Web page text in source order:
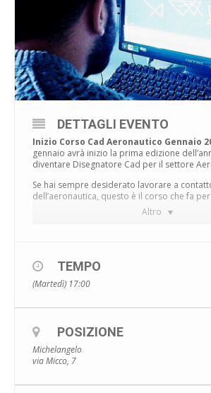
Altro
DETTAGLI EVENTO
Inizio Corso Cad Aeronautico Gennaio
gennaio avrà inizio la prima edizione
diventare Disegnatore Cad per il settore
Se hai sempre desiderato lavorare a
dell’aeronautica, questo è il corso che fa
dell’aeronautica che desiderano trovare
brevissimi.
Già, hai mai visto
(comeIndeed,Infojobs
corso sarà il tuo colpo di fortuna del 2020.
TEMPO
(Martedì) 17:00
POSIZIONE
Michelangelo
via Micco, 7